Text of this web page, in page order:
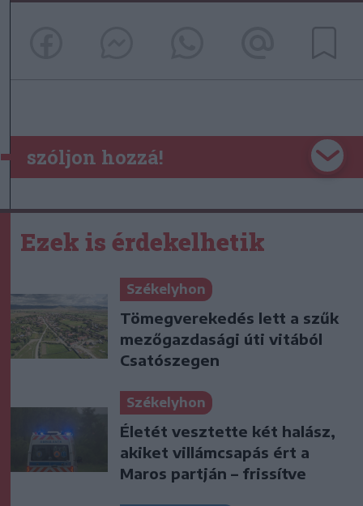
szóljon hozzá!
Ezek is érdekelhetik
Székelyhon
Tömegverekedés lett a szűk
mezőgazdasági úti vitából
Csatószegen
Székelyhon
Életét vesztette két halász,
akiket villámcsapás ért a
Maros partján – frissítve